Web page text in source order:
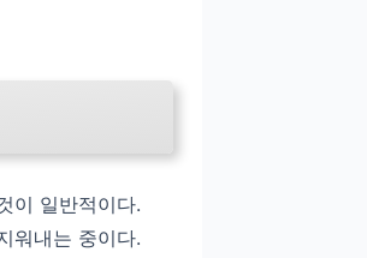
이 일반적이다.
워내는 중이다.